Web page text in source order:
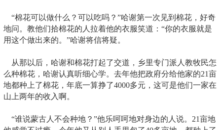
“棉花可以做什么？可以吃吗？”哈谢第一次见到棉花，好奇
地问。教他们拾棉花的人拉着他的衣服笑道：“你的衣服就是
用这个做出来的。”哈谢将信将疑。
从那以后，哈谢和棉花打起了交道，乡里专门派人教牧民怎
么种棉花，哈谢认真听细心学。去年他把政府分给他家的21亩
地都种上了棉花，年底一算挣了4000多元，这可是他们一家在
山上两年的收入啊。
“谁说蒙古人不会种地？”他乐呵呵地对身边的人说。21亩地